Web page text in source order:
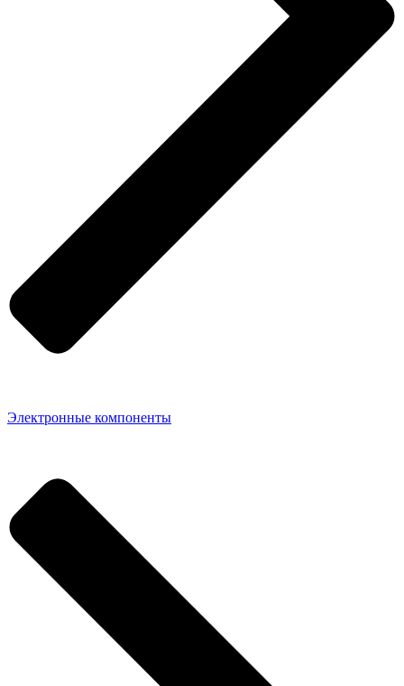
Электронные компоненты